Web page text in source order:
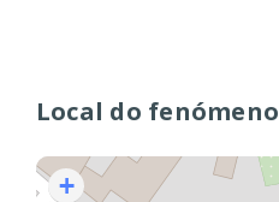
Local do fenómeno
+